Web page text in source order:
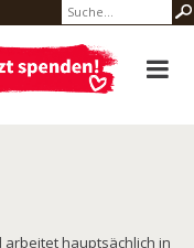
arbeitet hauptsächlich in